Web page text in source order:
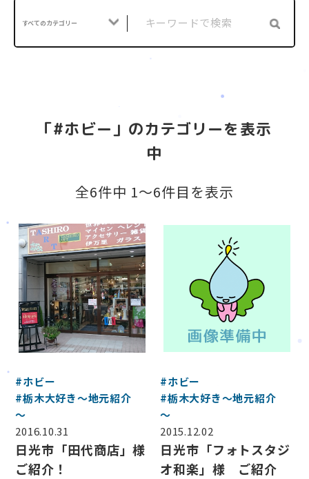
会社案内
サービス案内
CSR活動
採用情報
お知らせ
ブログ
お問い合わせ
すべてのカテゴリー
「#ホビー」のカテゴリーを表示
中
全6件中 1〜6件目を表示
#ホビー
#栃木大好き～地元紹介
～
2016.10.31
日光市「田代商店」様
ご紹介！
#ホビー
#栃木大好き～地元紹介
～
2015.12.02
日光市「フォトスタジ
オ和楽」様 ご紹介